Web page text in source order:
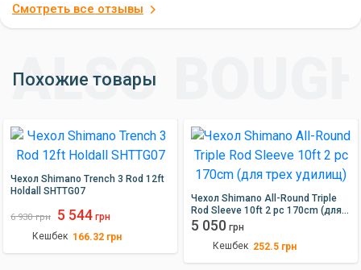
Смотреть все отзывы
Похожие товары
Чехол Shimano Trench 3 Rod 12ft
Holdall SHTTG07
6 930 грн 5 544 грн
Кешбек 166.32 грн
Чехол Shimano All-Round Triple
Rod Sleeve 10ft 2 pc 170cm (для
трех удилищ)
5 050 грн
Кешбек 252.5 грн